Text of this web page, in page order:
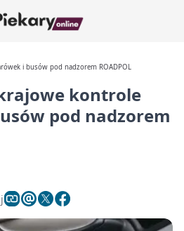
i busów pod nadzorem ROADPOL
krajowe kontrole
pod nadzorem